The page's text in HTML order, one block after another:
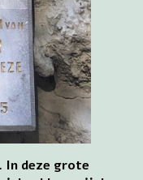
In deze grote